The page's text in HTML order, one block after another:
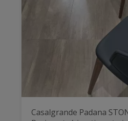
Casalgrande Padana